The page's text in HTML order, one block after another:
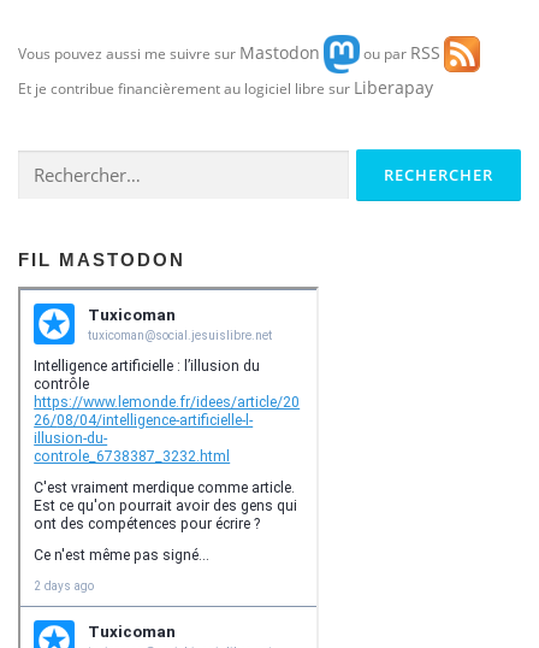
Vous pouvez aussi me suivre sur Mastodon ou par RSS
Et je contribue financièrement au logiciel libre sur Liberapay
FIL MASTODON